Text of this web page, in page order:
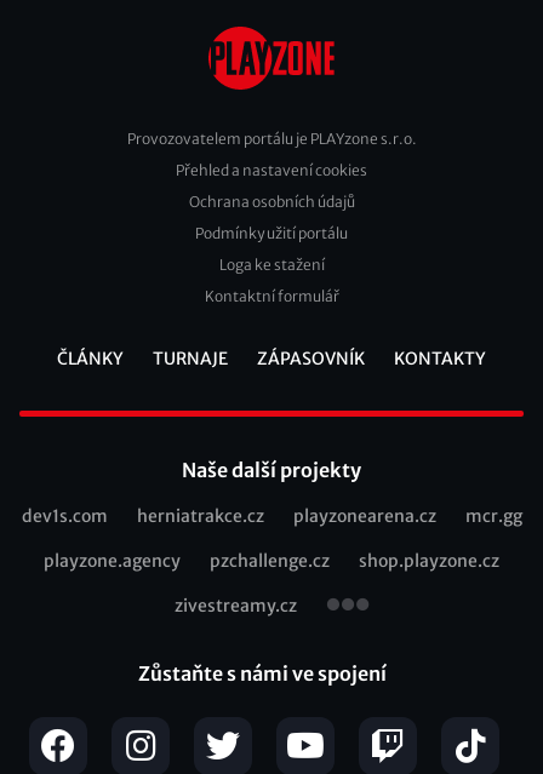
Footer
Provozovatelem portálu je PLAYzone s.r.o.
Přehled a nastavení cookies
Ochrana osobních údajů
Podmínky užití portálu
Loga ke stažení
Kontaktní formulář
ČLÁNKY TURNAJE ZÁPASOVNÍK KONTAKTY
Naše další projekty
Recommended
dev1s.com herniatrakce.cz playzonearena.cz mcr.gg
playzone.agency pzchallenge.cz shop.playzone.cz
zivestreamy.cz
Zůstaňte s námi ve spojení